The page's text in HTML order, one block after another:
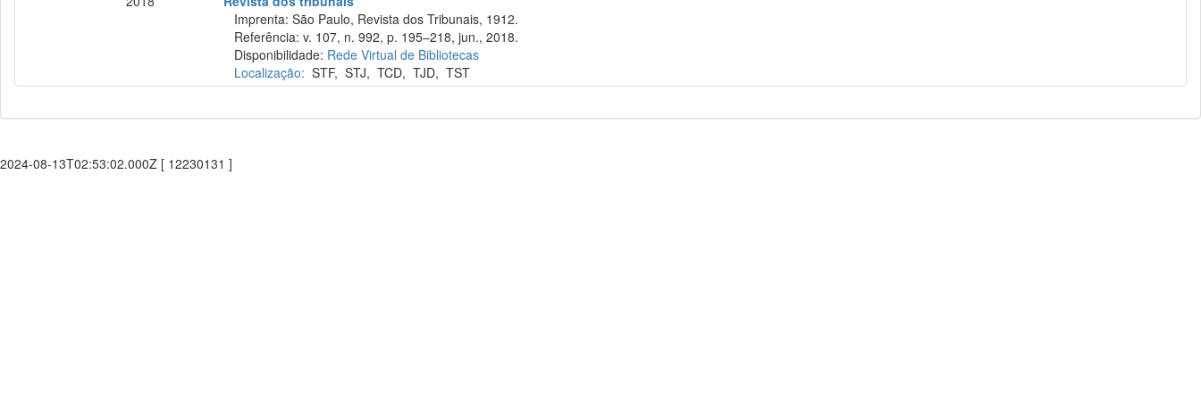
Imprenta: São Paulo, Revista dos Tribunais, 1912.
Referência: v. 107, n. 992, p. 195–218, jun., 2018.
Disponibilidade: Rede Virtual de Bibliotecas
Localização: STF,STJ,TCD,TJD,TST
2024-08-13T02:53:02.000Z [ 12230131 ]